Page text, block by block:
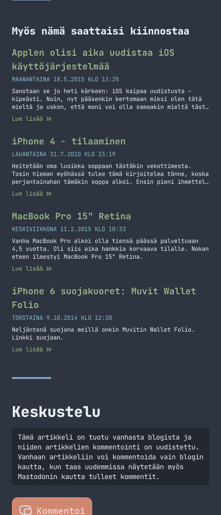
Myös nämä saattaisi kiinnostaa
Applen olisi aika uudistaa iOS
käyttöjärjestelmää
MAANANTAINA 18.5.2015 KLO 13:25
Sanotaan se jo heti kärkeen: iOS kaipaa uudistusta –
kipeästi. Noin, nyt pääsenkin kertomaan miksi olen tätä
mieltä ja uskon, että moni voi olla samaakin mieltä tästä
asiasta. Muistan sen ajan kun iPhone oli tullut
markkinoille ja se oli silloin todellakin jotain uutta ja
hankin iPhonen… Jatka lukemista Applen olisi aika
uudistaa iOS käyttöjärjestelmää
Lue lisää
iPhone 4 - tilaaminen
LAUANTAINA 31.7.2010 KLO 23:19
Heitetään oma lusikka soppaan tästäkin vekottimesta.
Tosin hieman myöhässä tulee tämä kirjoitelma tänne, koska
perjantainahan tämäkin soppa alkoi. Ensin pieni ihmettely
siitä miksi Sonera ei alkuperäisten sivuston infojen
mukaan tehnyt minkäänlaista ennakkotilausta ko.
olleisiin ongelmiin iPhonen myynnin aloittamisessa. Eli
ennakkotilausta ei ollut ja torstaina tuli tieto, että
perjantaina… Jatka lukemista iPhone 4 – tilaaminen
Lue lisää
MacBook Pro 15" Retina
KESKIVIIKKONA 11.2.2015 KLO 10:33
Vanha MacBook Pro alkoi olla tiensä päässä palveltuaan
4,5 vuotta. Oli siis aika hankkia korvaava tilalle. Nokan
eteen ilmestyi MacBook Pro 15" Retina.
Lue lisää
iPhone 6 suojakuoret: Muvit Wallet
Folio
TORSTAINA 9.10.2014 KLO 12:30
Neljäntenä suojana meillä onkin Muvitin Wallet Folio.
Linkki suojaan.
Lue lisää
Keskustelu
Tämä artikkeli on tuotu vanhasta blogista ja
niiden artikkelien kommentointi on uudistettu.
Vanhaan artikkeliin voi kommentoida vain blogin
kautta, kun taas uudemmissa näytetään myös
Mastodonin kautta tulleet kommentit.
Kommentoi